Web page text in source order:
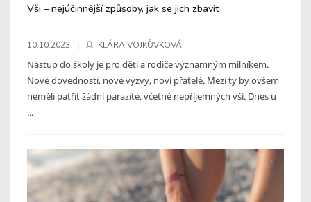
Vši – nejúčinnější způsoby, jak se jich zbavit
10.10.2023 KLÁRA VOJKŮVKOVÁ
Nástup do školy je pro děti a rodiče významným milníkem.
Nové dovednosti, nové výzvy, noví přátelé. Mezi ty by ovšem
neměli patřit žádní parazité, včetně nepříjemných vší. Dnes u
...